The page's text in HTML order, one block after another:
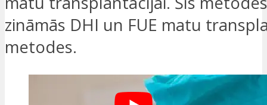
zināmās DHI un FUE matu
metodes.